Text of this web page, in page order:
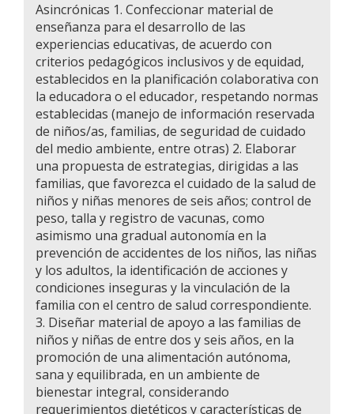
Asincrónicas 1. Confeccionar material de
enseñanza para el desarrollo de las
experiencias educativas, de acuerdo con
criterios pedagógicos inclusivos y de equidad,
establecidos en la planificación colaborativa con
la educadora o el educador, respetando normas
establecidas (manejo de información reservada
de niños/as, familias, de seguridad de cuidado
del medio ambiente, entre otras) 2. Elaborar
una propuesta de estrategias, dirigidas a las
familias, que favorezca el cuidado de la salud de
niños y niñas menores de seis años; control de
peso, talla y registro de vacunas, como
asimismo una gradual autonomía en la
prevención de accidentes de los niños, las niñas
y los adultos, la identificación de acciones y
condiciones inseguras y la vinculación de la
familia con el centro de salud correspondiente.
3. Diseñar material de apoyo a las familias de
niños y niñas de entre dos y seis años, en la
promoción de una alimentación autónoma,
sana y equilibrada, en un ambiente de
bienestar integral, considerando
requerimientos dietéticos y características de